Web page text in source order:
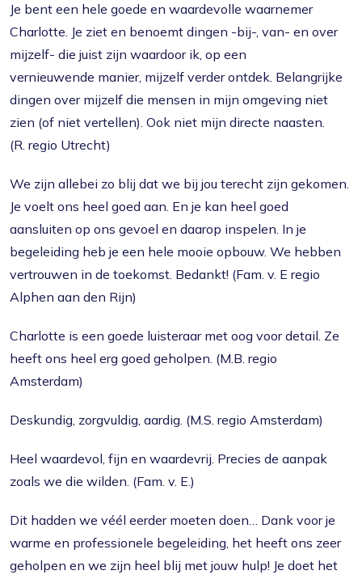
Je bent een hele goede en waardevolle waarnemer
Charlotte. Je ziet en benoemt dingen -bij-, van- en over
mijzelf- die juist zijn waardoor ik, op een
vernieuwende manier, mijzelf verder ontdek. Belangrijke
dingen over mijzelf die mensen in mijn omgeving niet
zien (of niet vertellen). Ook niet mijn directe naasten.
(R. regio Utrecht)
We zijn allebei zo blij dat we bij jou terecht zijn gekomen.
Je voelt ons heel goed aan. En je kan heel goed
aansluiten op ons gevoel en daarop inspelen. In je
begeleiding heb je een hele mooie opbouw. We hebben
vertrouwen in de toekomst. Bedankt! (Fam. v. E regio
Alphen aan den Rijn)
Charlotte is een goede luisteraar met oog voor detail. Ze
heeft ons heel erg goed geholpen. (M.B. regio
Amsterdam)
Deskundig, zorgvuldig, aardig. (M.S. regio Amsterdam)
Heel waardevol, fijn en waardevrij. Precies de aanpak
zoals we die wilden. (Fam. v. E.)
Dit hadden we véél eerder moeten doen… Dank voor je
warme en professionele begeleiding, het heeft ons zeer
geholpen en we zijn heel blij met jouw hulp! Je doet het